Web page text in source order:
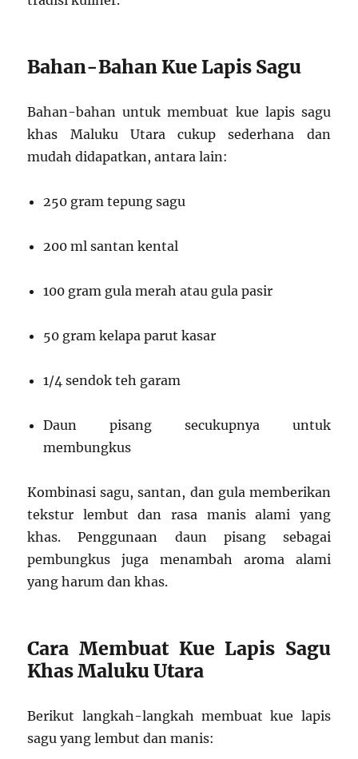
Bahan-Bahan Kue Lapis Sagu
Bahan-bahan untuk membuat kue lapis sagu
khas Maluku Utara cukup sederhana dan
mudah didapatkan, antara lain:
250 gram tepung sagu
200 ml santan kental
100 gram gula merah atau gula pasir
50 gram kelapa parut kasar
1/4 sendok teh garam
Daun pisang secukupnya untuk
membungkus
Kombinasi sagu, santan, dan gula memberikan
tekstur lembut dan rasa manis alami yang
khas. Penggunaan daun pisang sebagai
pembungkus juga menambah aroma alami
yang harum dan khas.
Cara Membuat Kue Lapis Sagu
Khas Maluku Utara
Berikut langkah-langkah membuat kue lapis
sagu yang lembut dan manis: